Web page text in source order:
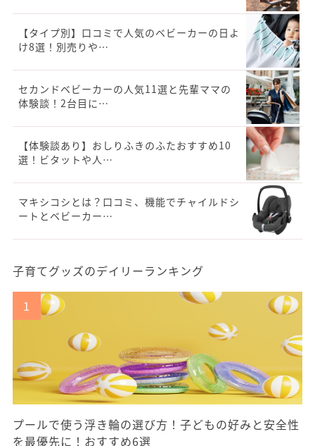
【タイプ別】口コミで人気のベビーカーの日よ
け8選！別売りや…
セカンドベビーカーの人気11選と先輩ママの
体験談！2台目に…
【体験談あり】おしりふきのふたおすすめ10
選！ビタットや人…
マキシコシとは？口コミ、機能でチャイルドシ
ートとベビーカー…
子育てグッズのデイリーランキング
プールで使う浮き輪の選び方！子どもの好みと安全性
を最優先に！おすすめ6選